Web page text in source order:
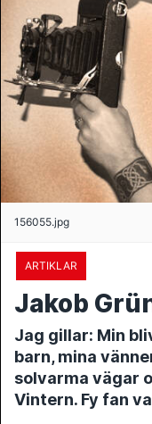
156055.jpg
ARTIKLAR
Jakob
Jag gillar: Min
barn, mina
solvarma vägar
Vintern. Fy fan